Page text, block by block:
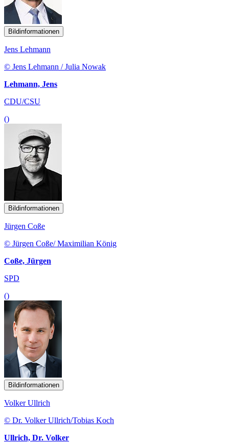
Bildinformationen
Jens Lehmann
© Jens Lehmann / Julia Nowak
Lehmann, Jens
CDU/CSU
()
Bildinformationen
Jürgen Coße
© Jürgen Coße/ Maximilian König
Coße, Jürgen
SPD
()
Bildinformationen
Volker Ullrich
© Dr. Volker Ullrich/Tobias Koch
Ullrich, Dr. Volker